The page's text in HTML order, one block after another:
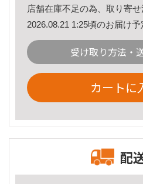
店舗在庫不足の為、取り寄せ
2026.08.21 1:25頃のお届け予
受け取り方法・
カートに
配